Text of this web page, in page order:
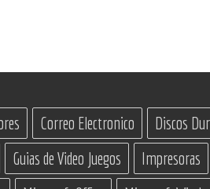
Correo Electronico Discos
Guias de Video Juegos Impresoras